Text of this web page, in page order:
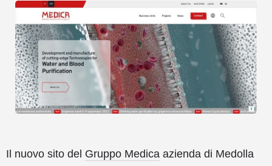
Il nuovo sito del Gruppo Medica azienda di Medolla